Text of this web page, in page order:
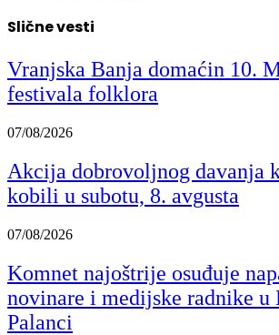
Slične vesti
Vranjska Banja domaćin 10.
festivala folklora
07/08/2026
Akcija dobrovoljnog davanja
kobili u subotu, 8. avgusta
07/08/2026
Komnet najoštrije osuđuje
novinare i medijske radnike u
Palanci